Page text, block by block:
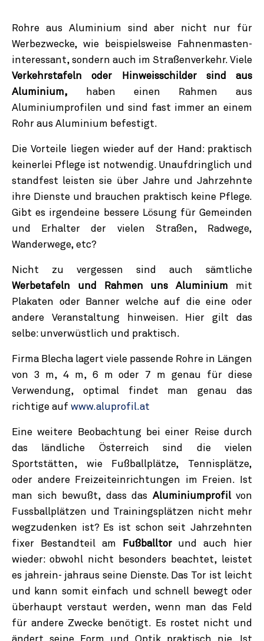
Rohre aus Aluminium sind aber nicht nur für
Werbezwecke, wie beispielsweise Fahnenmasten-
interessant, sondern auch im Straßenverkehr. Viele
Verkehrstafeln oder Hinweisschilder sind aus
Aluminium, haben einen Rahmen aus
Aluminiumprofilen und sind fast immer an einem
Rohr aus Aluminium befestigt.
Die Vorteile liegen wieder auf der Hand: praktisch
keinerlei Pflege ist notwendig. Unaufdringlich und
standfest leisten sie über Jahre und Jahrzehnte
ihre Dienste und brauchen praktisch keine Pflege.
Gibt es irgendeine bessere Lösung für Gemeinden
und Erhalter der vielen Straßen, Radwege,
Wanderwege, etc?
Nicht zu vergessen sind auch sämtliche
Werbetafeln und Rahmen uns Aluminium mit
Plakaten oder Banner welche auf die eine oder
andere Veranstaltung hinweisen. Hier gilt das
selbe: unverwüstlich und praktisch.
Firma Blecha lagert viele passende Rohre in Längen
von 3 m, 4 m, 6 m oder 7 m genau für diese
Verwendung, optimal findet man genau das
richtige auf www.aluprofil.at
Eine weitere Beobachtung bei einer Reise durch
das ländliche Österreich sind die vielen
Sportstätten, wie Fußballplätze, Tennisplätze,
oder andere Freizeiteinrichtungen im Freien. Ist
man sich bewußt, dass das Aluminiumprofil von
Fussballplätzen und Trainingsplätzen nicht mehr
wegzudenken ist? Es ist schon seit Jahrzehnten
fixer Bestandteil am
Fußballtorund auch hier
wieder: obwohl nicht besonders beachtet, leistet
es jahrein- jahraus seine Dienste. Das Tor ist leicht
und kann somit einfach und schnell bewegt oder
überhaupt verstaut werden, wenn man das Feld
für andere Zwecke benötigt. Es rostet nicht und